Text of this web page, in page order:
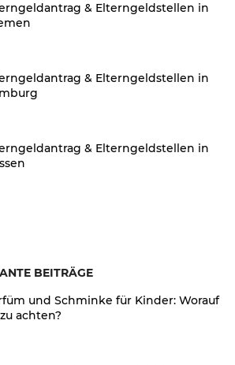
& Elterngeldstellen in
& Elterngeldstellen in
& Elterngeldstellen in
BEITRÄGE
und Schminke für Kinder: Worauf
achten?